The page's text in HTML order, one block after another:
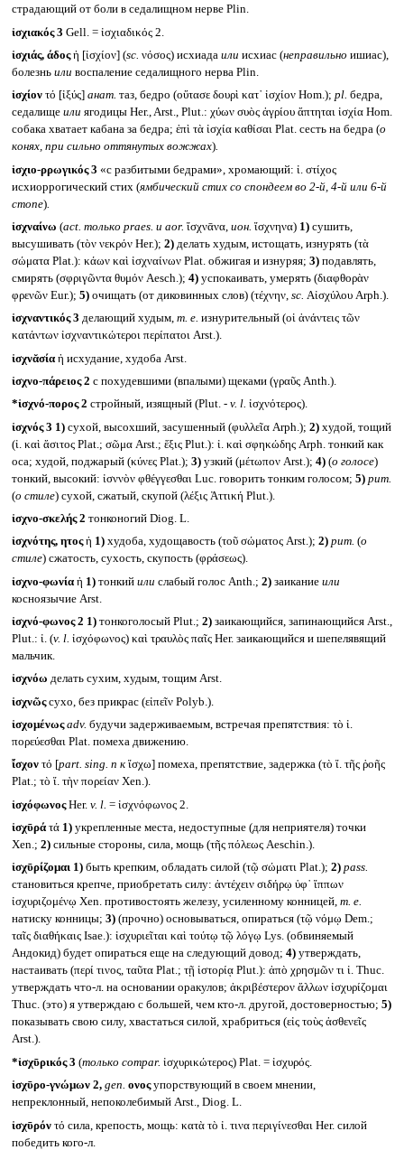
страдающий от боли в седалищном нерве Plin.
ἰσχιακός 3 Gell. = ἰσχιαδικός 2.
ἰσχιάς, άδοςἡ [ἰσχίον] (sc. νόσος) исхиада или исхиас (неправильно ишиас),
болезнь или воспаление седалищного нерва Plin.
ἰσχίον τό [ἰξύς] анат. таз, бедро (οὔτασε δουρὶ κατ᾽ ἰσχίον Hom.); pl. бедра,
седалище или ягодицы Her., Arst., Plut.: χύων συὸς ἀγρίου ἅπτηται ἰσχία Hom.
собака хватает кабана за бедра; ἐπὶ τὰ ἰσχία καθίσαι Plat. сесть на бедра (о
конях, при сильно оттянутых вожжах).
ἰσχιο-ρρωγικός 3 «с разбитыми бедрами», хромающий: ἰ. στίχος
исхиоррогический стих (ямбический стих со спондеем во 2-й, 4-й или 6-й
стопе).
ἰσχναίνω (act. только praes. и aor. ἴσχνᾱνα, ион. ἴσχνηνα) 1)сушить,
высушивать (τὸν νεκρόν Her.); 2)делать худым, истощать, изнурять (τὰ
σώματα Plat.): κάων καὶ ἰσχναίνων Plat. обжигая и изнуряя; 3)подавлять,
смирять (σφριγῶντα θυμόν Aesch.); 4)успокаивать, умерять (διαφθορὰν
φρενῶν Eur.); 5)очищать (от диковинных слов) (τέχνην, sc. Αἰσχύλου Arph.).
ἰσχναντικός 3 делающий худым, т. е. изнурительный (οἱ ἀνάντεις τῶν
κατάντων ἰσχναντικώτεροι περίπατοι Arst.).
ἰσχνᾰσία ἡ исхудание, худоба Arst.
ἰσχνο-πάρειος 2 с похудевшими (впалыми) щеками (γραῦς Anth.).
*ἰσχνό-πορος 2 стройный, изящный (Plut. - v. l. ἰσχνότερος).
ἰσχνός 3 1)сухой, высохший, засушенный (φυλλεῖα Arph.); 2)худой, тощий
(ἰ. καὶ ἄσιτος Plat.; σῶμα Arst.; ἕξις Plut.): ἰ. καὶ σφηκώδης Arph. тонкий как
оса; худой, поджарый (κύνες Plat.); 3)узкий (μέτωπον Arst.); 4)(о голосе)
тонкий, высокий: ἰσννὸν φθέγγεσθαι Luc. говорить тонким голосом; 5) рит.
(о стиле) сухой, сжатый, скупой (λέξις Ἀττική Plut.).
ἰσχνο-σκελής 2 тонконогий Diog. L.
ἰσχνότης, ητοςἡ 1)худоба, худощавость (τοῦ σώματος Arst.); 2) рит. (о
стиле) сжатость, сухость, скупость (φράσεως).
ἰσχνο-φωνία ἡ 1)тонкий или слабый голос Anth.; 2)заикание или
косноязычие Arst.
ἰσχνό-φωνος 2 1)тонкоголосый Plut.; 2)заикающийся, запинающийся Arst.,
Plut.: ἰ. (v. l. ἰσχόφωνος) καὶ τραυλὸς παῖς Her. заикающийся и шепелявящий
мальчик.
ἰσχνόω делать сухим, худым, тощим Arst.
ἰσχνῶςсухо, без прикрас (εἰπεῖν Polyb.).
ἰσχομένως adv. будучи задерживаемым, встречая препятствия: τὸ ἰ.
πορεύεσθαι Plat. помеха движению.
ἴσχον τό [part. sing. n кἴσχω] помеха, препятствие, задержка (τὸ ἴ. τῆς ῥοῆς
Plat.; τὸ ἴ. τὴν πορείαν Xen.).
ἰσχόφωνοςHer. v. l. = ἰσχνόφωνος 2.
ἰσχῡρά τά 1)укрепленные места, недоступные (для неприятеля) точки
Xen.; 2)сильные стороны, сила, мощь (τῆς πόλεως Aeschin.).
ἰσχῡρίζομαι 1)быть крепким, обладать силой (τῷ σώματι Plat.); 2) pass.
становиться крепче, приобретать силу: ἀντέχειν σιδήρῳ ὑφ᾽ ἵππων
ἰσχυριζομένῳ Xen. противостоять железу, усиленному конницей, т. е.
натиску конницы; 3)(прочно) основываться, опираться (τῷ νόμῳ Dem.;
ταῖς διαθήκαις Isae.): ἰσχυριεῖται καὶ τούτῳ τῷ λόγῳ Lys. (обвиняемый
Андокид) будет опираться еще на следующий довод; 4)утверждать,
настаивать (περί τινος, ταῦτα Plat.; τῇ ἱστορίᾳ Plut.): ἀπὸ χρησμῶν τι ἰ. Thuc.
утверждать что-л. на основании оракулов; ἀκριβέστερον ἄλλων ἰσχυρίζομαι
Thuc. (это) я утверждаю с большей, чем кто-л. другой, достоверностью; 5)
показывать свою силу, хвастаться силой, храбриться (εἰς τοὺς ἀσθενεῖς
Arst.).
*ἰσχῡρικός 3 (только compar. ἰσχυρικώτερος) Plat. = ἰσχυρός.
ἰσχῡρο-γνώμων 2, gen. ονοςупорствующий в своем мнении,
непреклонный, непоколебимый Arst., Diog. L.
ἰσχῡρόν τό сила, крепость, мощь: κατὰ τὸ ἰ. τινα περιγίνεσθαι Her. силой
победить кого-л.